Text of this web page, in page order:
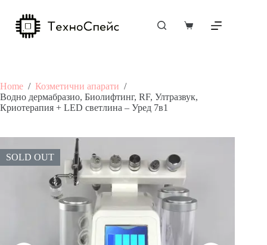
content
Shopping
Home / Козметични апарати /
Водно дермабразио, Биолифтинг, RF, Ултразвук,
Криотерапия + LED светлина – Уред 7в1
SOLD OUT